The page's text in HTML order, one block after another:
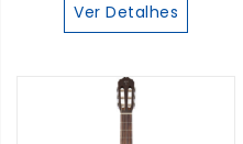
Ver Detalhes